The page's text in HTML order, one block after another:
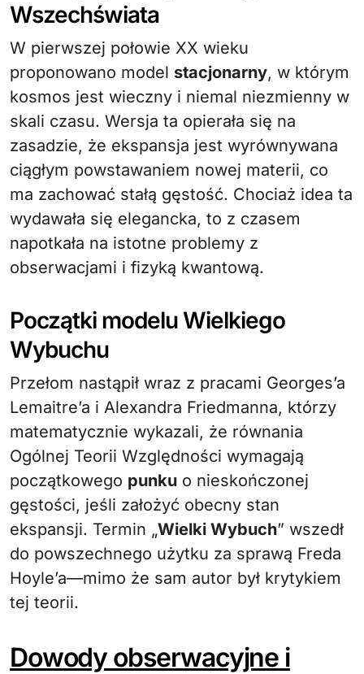
Wszechświata
W pierwszej połowie XX wieku
proponowano model stacjonarny, w którym
kosmos jest wieczny i niemal niezmienny w
skali czasu. Wersja ta opierała się na
zasadzie, że ekspansja jest wyrównywana
ciągłym powstawaniem nowej materii, co
ma zachować stałą gęstość. Chociaż idea ta
wydawała się elegancka, to z czasem
napotkała na istotne problemy z
obserwacjami i fizyką kwantową.
Początki modelu Wielkiego
Wybuchu
Przełom nastąpił wraz z pracami Georges’a
Lemaitre’a i Alexandra Friedmanna, którzy
matematycznie wykazali, że równania
Ogólnej Teorii Względności wymagają
początkowego punku o nieskończonej
gęstości, jeśli założyć obecny stan
ekspansji. Termin „Wielki Wybuch” wszedł
do powszechnego użytku za sprawą Freda
Hoyle’a—mimo że sam autor był krytykiem
tej teorii.
Dowody obserwacyjne i